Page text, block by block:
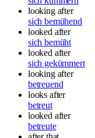
looking after
sich bemühend
looked after
sich bemüht
looked after
sich gekümmert
looking after
betreuend
looks after
betreut
looked after
betreute